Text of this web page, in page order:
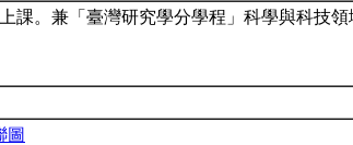
課。兼「臺灣研究學分學程」科學與科技領
圖